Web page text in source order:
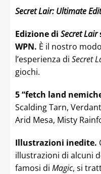
Secret Lair: Ultimate
Edizione di Secret Lair
WPN. È il nostro
l’esperienza di Secret
giochi.
5 “fetch land
Scalding Tarn,
Arid Mesa, Misty
Illustrazioni inedite.
illustrazioni di alcuni
famosi di Magic, si